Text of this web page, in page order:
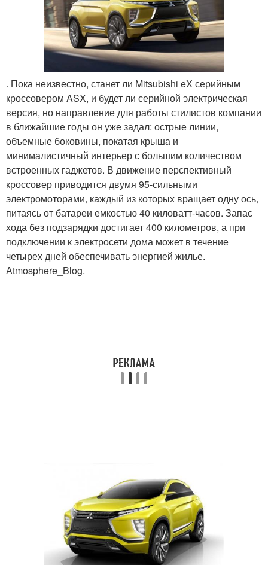
. Пока неизвестно, станет ли Mitsubishi eX серийным
кроссовером ASX, и будет ли серийной электрическая
версия, но направление для работы стилистов компании
в ближайшие годы он уже задал: острые линии,
объемные боковины, покатая крыша и
минималистичный интерьер с большим количеством
встроенных гаджетов. В движение перспективный
кроссовер приводится двумя 95-сильными
электромоторами, каждый из которых вращает одну ось,
питаясь от батареи емкостью 40 киловатт-часов. Запас
хода без подзарядки достигает 400 километров, а при
подключении к электросети дома может в течение
четырех дней обеспечивать энергией жилье.
Atmosphere_Blog.